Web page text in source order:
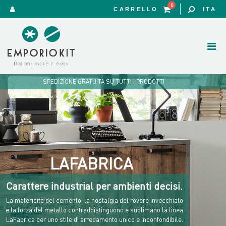
SPEDIZIONE GRATUITA SU TUTTI I PRODOTTI
CARRELLO
0
ITA
LAFABRICA
Carattere industrial per ambienti decisi.
La matericità del cemento, la nostalgia del rovere invecchiato
e la forza del metallo contraddistinguono e sublimano la linea
LaFabrica per uno stile di arredamento unico e inconfondibile.